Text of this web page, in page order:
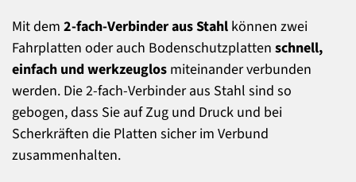
Mit dem 2-fach-Verbinder aus Stahl können zwei
Fahrplatten oder auch Bodenschutzplatten schnell,
einfach und werkzeuglos miteinander verbunden
werden. Die 2-fach-Verbinder aus Stahl sind so
gebogen, dass Sie auf Zug und Druck und bei
Scherkräften die Platten sicher im Verbund
zusammenhalten.